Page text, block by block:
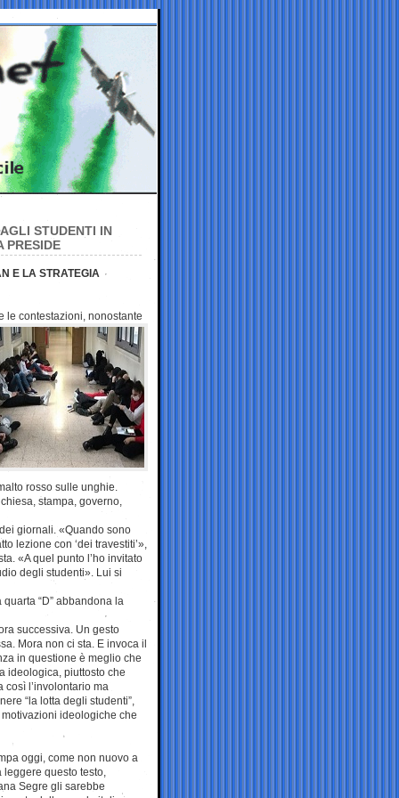
STUDENTI IN
PRESIDE
E LA STRATEGIA
le contestazioni, nonostante
rosso sulle unghie.
stampa, governo,
giornali. «Quando sono
lezione con ‘dei travestiti’»,
«A quel punto l’ho invitato
degli studenti». Lui si
“D” abbandona la
successiva. Un gesto
Mora non ci sta. E invoca il
in questione è meglio che
ideologica, piuttosto che
così l’involontario ma
“la lotta degli studenti”,
ideologiche che
oggi, come non nuovo a
questo testo,
Segre gli sarebbe